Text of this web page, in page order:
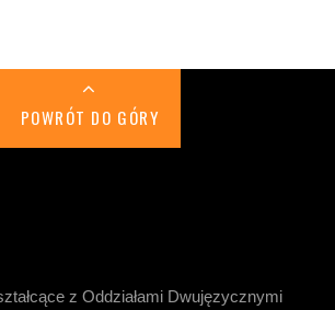
POWRÓT DO GÓRY
z Oddziałami Dwujęzycznymi